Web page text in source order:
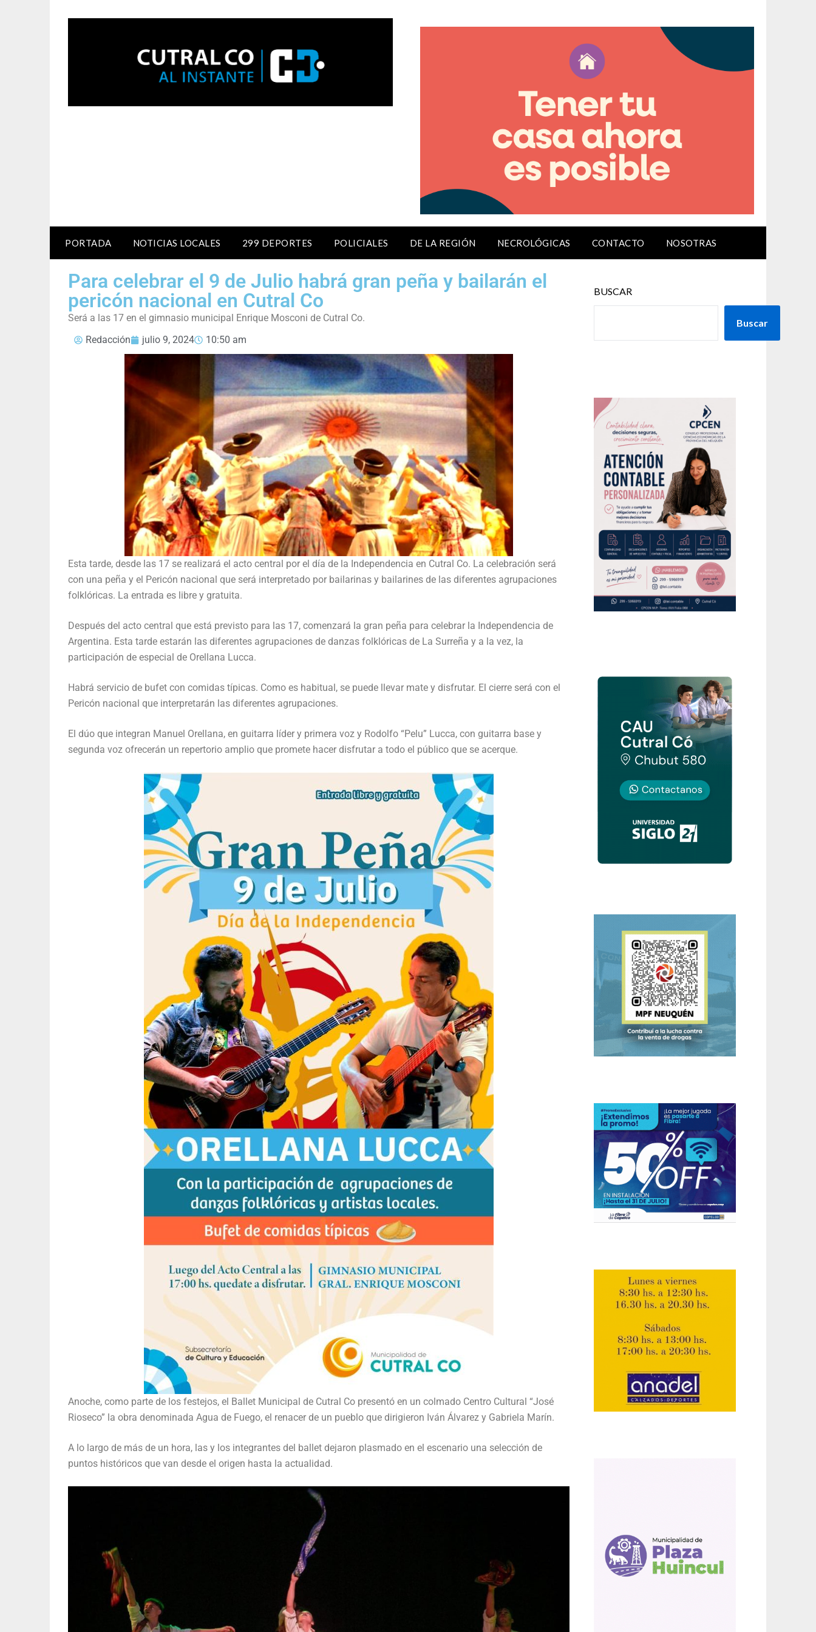
PORTADA NOTICIAS LOCALES 299 DEPORTES POLICIALES DE LA REGIÓN NECROLÓGICAS CONTACTO NOSOTRAS
Para celebrar el 9 de Julio habrá gran peña y bailarán el
pericón nacional en Cutral Co
Será a las 17 en el gimnasio municipal Enrique Mosconi de Cutral Co.
Redacción
julio 9, 2024 10:50 am
Esta tarde, desde las 17 se realizará el acto central por el día de la Independencia en Cutral Co. La celebración será
con una peña y el Pericón nacional que será interpretado por bailarinas y bailarines de las diferentes agrupaciones
folklóricas. La entrada es libre y gratuita.
Después del acto central que está previsto para las 17, comenzará la gran peña para celebrar la Independencia de
Argentina. Esta tarde estarán las diferentes agrupaciones de danzas folklóricas de La Surreña y a la vez, la
participación de especial de Orellana Lucca.
Habrá servicio de bufet con comidas típicas. Como es habitual, se puede llevar mate y disfrutar. El cierre será con el
Pericón nacional que interpretarán las diferentes agrupaciones.
El dúo que integran Manuel Orellana, en guitarra líder y primera voz y Rodolfo “Pelu” Lucca, con guitarra base y
segunda voz ofrecerán un repertorio amplio que promete hacer disfrutar a todo el público que se acerque.
Anoche, como parte de los festejos, el Ballet Municipal de Cutral Co presentó en un colmado Centro Cultural “José
Rioseco” la obra denominada Agua de Fuego, el renacer de un pueblo que dirigieron Iván Álvarez y Gabriela Marín.
A lo largo de más de un hora, las y los integrantes del ballet dejaron plasmado en el escenario una selección de
puntos históricos que van desde el origen hasta la actualidad.
BUSCAR
Buscar